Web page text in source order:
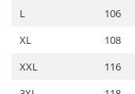
L
106
XL
108
XXL
116